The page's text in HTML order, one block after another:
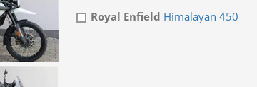
Royal Enfield Himalayan 450